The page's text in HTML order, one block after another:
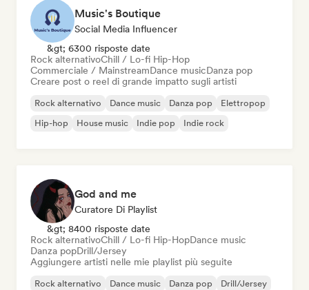
Music's Boutique
Social Media Influencer
&gt; 6300 risposte date
Rock alternativoChill / Lo-fi Hip-Hop
Commerciale / MainstreamDance musicDanza pop
Creare post o reel di grande impatto sugli artisti
Rock alternativo Dance music Danza pop
Elettropop
Hip-hop
House music Indie pop Indie rock
God and me
Curatore Di Playlist
&gt; 8400 risposte date
Rock alternativoChill / Lo-fi Hip-HopDance music
Danza popDrill/Jersey
Aggiungere artisti nelle mie playlist più seguite
Rock alternativo Dance music Danza pop
Drill/Jersey